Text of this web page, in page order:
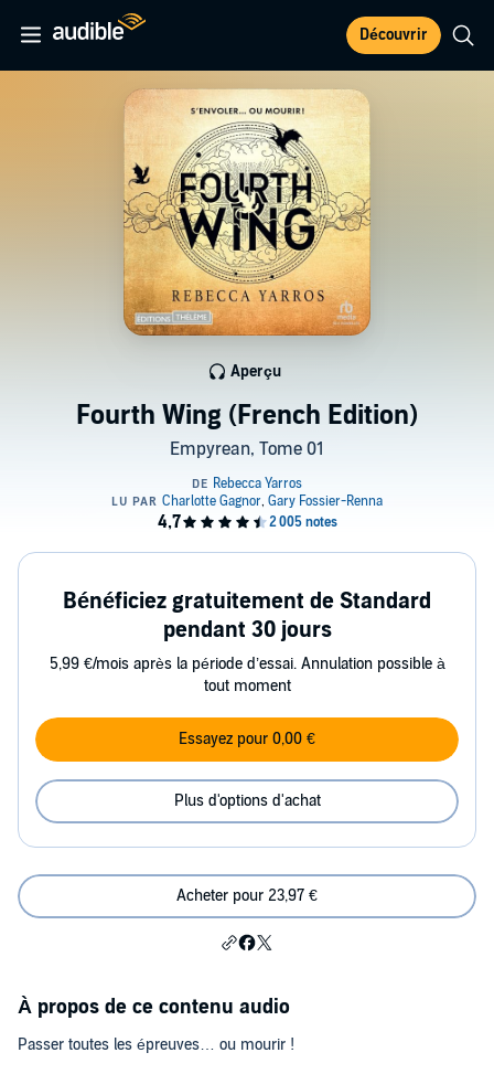
Découvrir
Fourth Wing (French Edition)
Empyrean, Tome 01
Aperçu
Bénéficiez gratuitement de Standard
pendant 30 jours
5,99 €/mois après la période d’essai. Annulation possible à
tout moment
Essayez pour 0,00 €
Plus d'options d'achat
Acheter pour 23,97 €
À propos de ce contenu audio
Passer toutes les épreuves… ou mourir !